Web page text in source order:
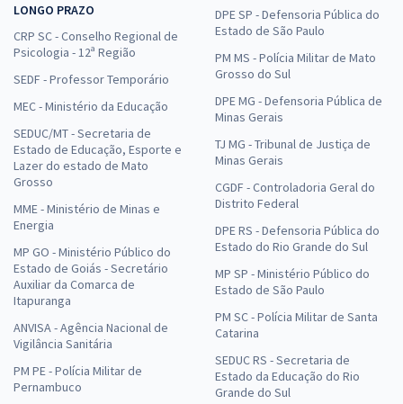
LONGO PRAZO
CRP SC - Conselho Regional de
Psicologia - 12ª Região
SEDF - Professor Temporário
MEC - Ministério da Educação
SEDUC/MT - Secretaria de
Estado de Educação, Esporte e
Lazer do estado de Mato
Grosso
MME - Ministério de Minas e
Energia
MP GO - Ministério Público do
Estado de Goiás - Secretário
Auxiliar da Comarca de
Itapuranga
ANVISA - Agência Nacional de
Vigilância Sanitária
PM PE - Polícia Militar de
Pernambuco
DPE SP - Defensoria Pública do
Estado de São Paulo
PM MS - Polícia Militar de Mato
Grosso do Sul
DPE MG - Defensoria Pública de
Minas Gerais
TJ MG - Tribunal de Justiça de
Minas Gerais
CGDF - Controladoria Geral do
Distrito Federal
DPE RS - Defensoria Pública do
Estado do Rio Grande do Sul
MP SP - Ministério Público do
Estado de São Paulo
PM SC - Polícia Militar de Santa
Catarina
SEDUC RS - Secretaria de
Estado da Educação do Rio
Grande do Sul